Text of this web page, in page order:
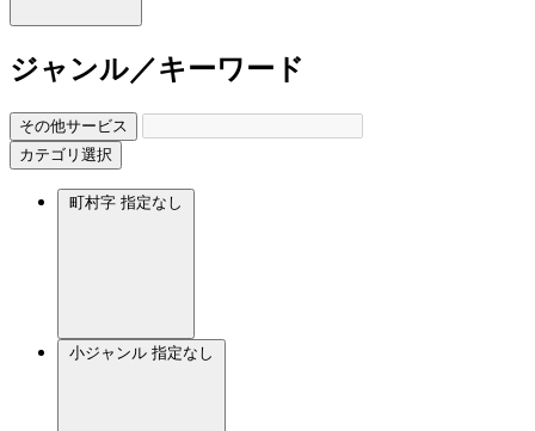
ジャンル／キーワード
その他サービス
カテゴリ選択
町村字 指定なし
小ジャンル 指定なし